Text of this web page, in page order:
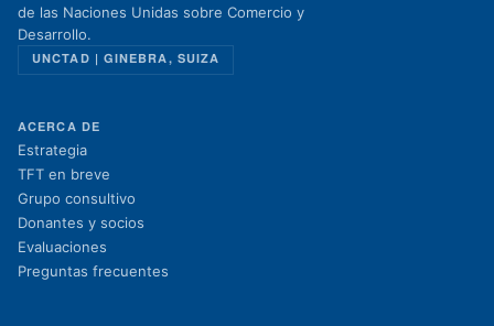
de las Naciones Unidas sobre Comercio y
Desarrollo.
UNCTAD | GINEBRA, SUIZA
ACERCA DE
Estrategia
TFT en breve
Grupo consultivo
Donantes y socios
Evaluaciones
Preguntas frecuentes